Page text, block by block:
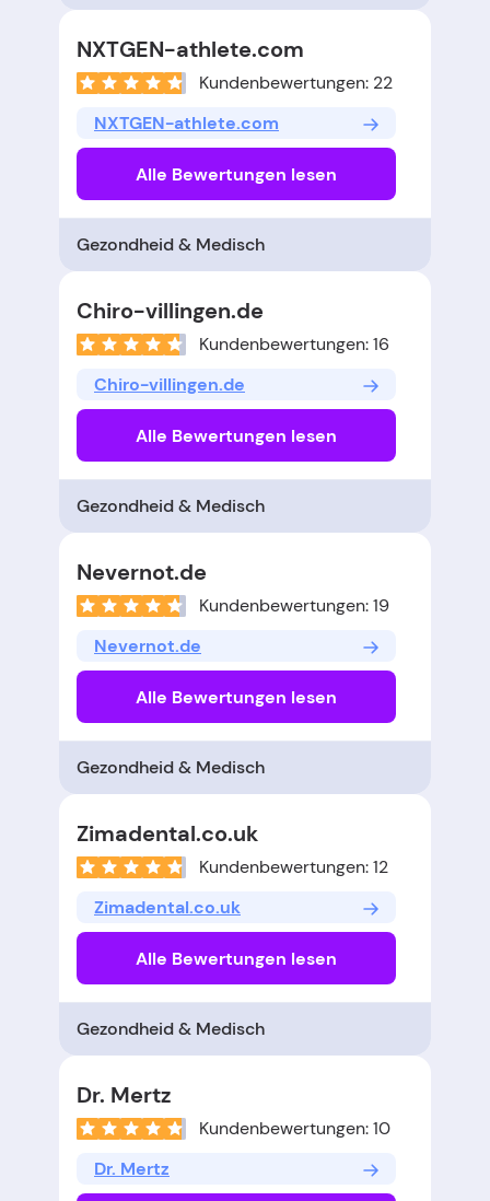
NXTGEN-athlete.com
Kundenbewertungen: 22
NXTGEN-athlete.com
Alle Bewertungen lesen
Gezondheid & Medisch
Chiro-villingen.de
Kundenbewertungen: 16
Chiro-villingen.de
Alle Bewertungen lesen
Gezondheid & Medisch
Nevernot.de
Kundenbewertungen: 19
Nevernot.de
Alle Bewertungen lesen
Gezondheid & Medisch
Zimadental.co.uk
Kundenbewertungen: 12
Zimadental.co.uk
Alle Bewertungen lesen
Gezondheid & Medisch
Dr. Mertz
Kundenbewertungen: 10
Dr. Mertz